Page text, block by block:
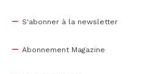
S'abonner à la newsletter
Abonnement Magazine